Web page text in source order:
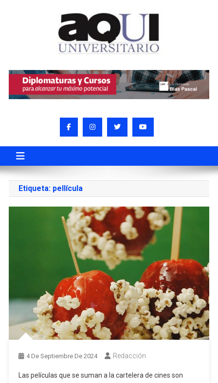
Etiqueta: pellícula
4 De Septiembre De 2024 Redacción
Las películas que se suman a la cartelera de cines son